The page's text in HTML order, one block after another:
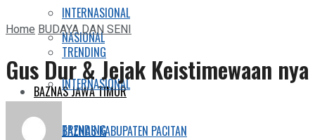
INTERNASIONAL
TRENDING
BAZNAS JAWA TIMUR
BAZNAS KABUPATEN PACITAN
NASIONAL
INTERNASIONAL
TRENDING
HomeBUDAYA DAN SENI
Gus Dur & Jejak Keistimewaan nya